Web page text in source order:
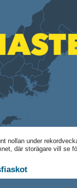
nollan under
där storägare vill se